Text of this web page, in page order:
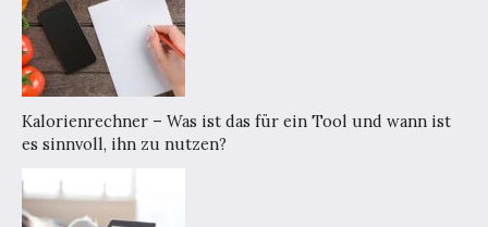
Kalorienrechner – Was ist das für ein Tool und wann ist
es sinnvoll, ihn zu nutzen?